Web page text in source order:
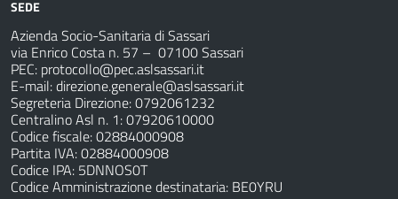
SEDE
Azienda Socio-Sanitaria di Sassari
via Enrico Costa n. 57 – 07100 Sassari
PEC: protocollo@pec.aslsassari.it
E-mail:direzione.generale@aslsassari.it
Segreteria Direzione: 0792061232
Centralino Asl n. 1: 07920610000
Codice fiscale: 02884000908
Partita IVA: 02884000908
Codice IPA: 5DNNOS0T
Codice Amministrazione destinataria: BE0YRU